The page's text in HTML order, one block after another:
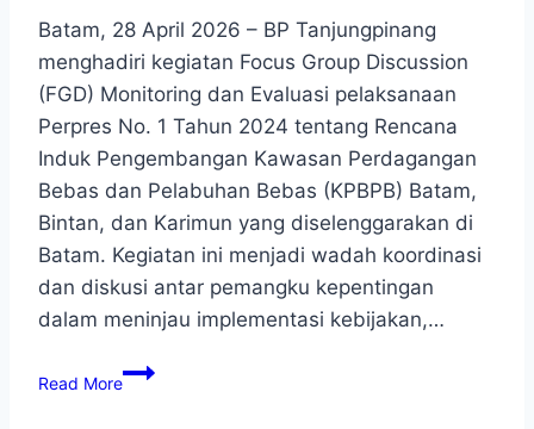
Batam, 28 April 2026 – BP Tanjungpinang
menghadiri kegiatan Focus Group Discussion
(FGD) Monitoring dan Evaluasi pelaksanaan
Perpres No. 1 Tahun 2024 tentang Rencana
Induk Pengembangan Kawasan Perdagangan
Bebas dan Pelabuhan Bebas (KPBPB) Batam,
Bintan, dan Karimun yang diselenggarakan di
Batam. Kegiatan ini menjadi wadah koordinasi
dan diskusi antar pemangku kepentingan
dalam meninjau implementasi kebijakan,…
Read More